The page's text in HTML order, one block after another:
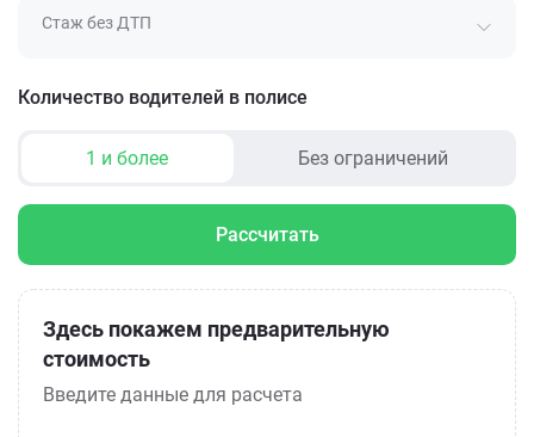
Стаж без ДТП
Количество водителей в полисе
1 и более Без ограничений
Рассчитать
Здесь покажем предварительную
стоимость
Введите данные для расчета